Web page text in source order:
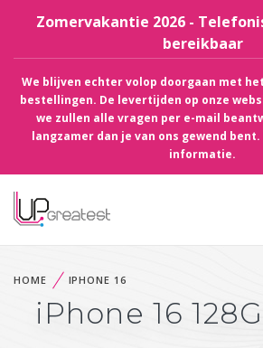
Zomervakantie 2026 -
bereikbaar
We blijven echter volop doorgaan met
bestellingen. De levertijden op onze
we zullen alle vragen per e-mail
langzamer dan je van ons gewend
informatie.
HOME IPHONE 16
iPhone 16